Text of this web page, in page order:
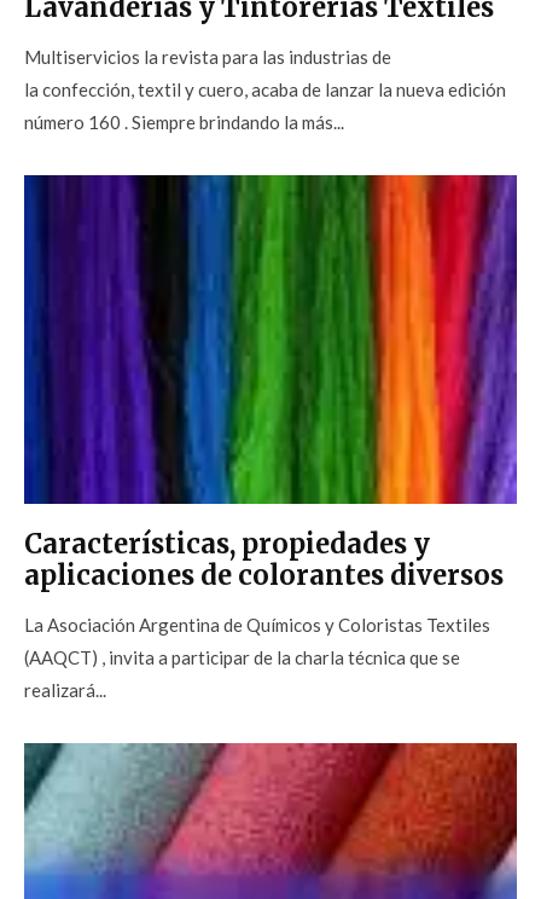
Lavanderías y Tintorerías Textiles
Multiservicios la revista para las industrias de
la confección, textil y cuero, acaba de lanzar la nueva edición
número 160 . Siempre brindando la más...
Características, propiedades y
aplicaciones de colorantes diversos
La Asociación Argentina de Químicos y Coloristas Textiles
(AAQCT) , invita a participar de la charla técnica que se
realizará...